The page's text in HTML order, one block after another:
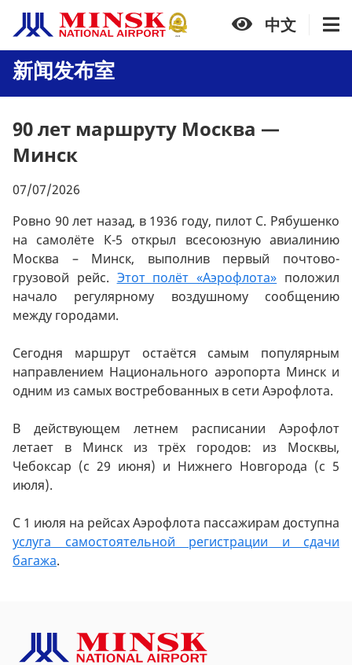
中文
新闻发布室
90 лет маршруту Москва —
Минск
07/07/2026
Ровно 90 лет назад, в 1936 году, пилот С. Рябушенко
на самолёте К-5 открыл всесоюзную авиалинию
Москва – Минск, выполнив первый почтово-
грузовой рейс. Этот полёт «Аэрофлота» положил
начало регулярному воздушному сообщению
между городами.
Сегодня маршрут остаётся самым популярным
направлением Национального аэропорта Минск и
одним из самых востребованных в сети Аэрофлота.
В действующем летнем расписании Аэрофлот
летает в Минск из трёх городов: из Москвы,
Чебоксар (с 29 июня) и Нижнего Новгорода (с 5
июля).
С 1 июля на рейсах Аэрофлота пассажирам доступна
услуга самостоятельной регистрации и сдачи
багажа.